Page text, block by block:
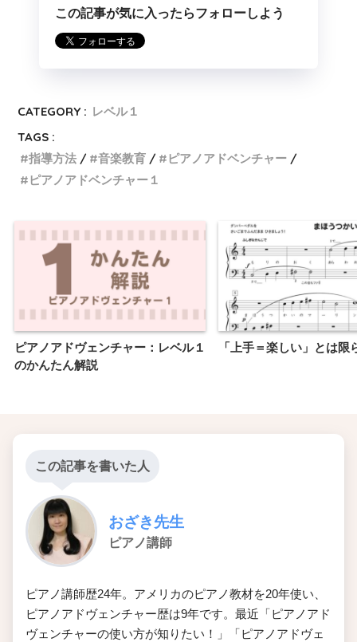
この記事が気に入ったらフォローしよう
CATEGORY : レベル１
TAGS :
指導方法
音楽教育
ピアノアドベンチャー
ピアノアドベンチャー１
ピアノアドヴェンチャー：レベル１
のかんたん解説
「上手＝楽しい」とは限
この記事を書いた人
おざき先生
ピアノ講師
ピアノ講師歴24年。アメリカのピアノ教材を20年使い、
ピアノアドヴェンチャー歴は9年です。最近「ピアノアド
ヴェンチャーの使い方が知りたい！」「ピアノアドヴェ